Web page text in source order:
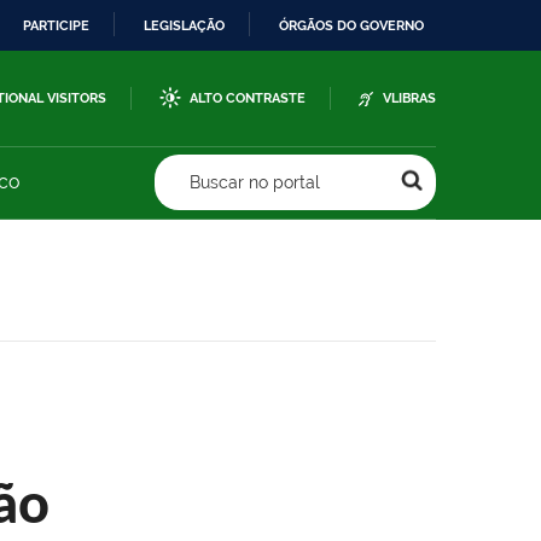
PARTICIPE LEGISLAÇÃO ÓRGÃOS DO GOVERNO
VISITORS ALTO CONTRASTE VLIBRAS
Buscar no portal